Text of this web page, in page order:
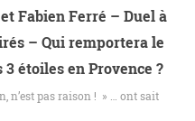
Fabien Ferré – Duel à
– Qui remportera le
3 étoiles en Provence ?
n’est pas raison ! » … ont sait